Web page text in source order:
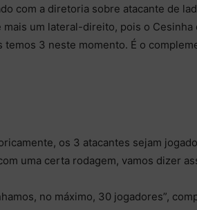
com a diretoria sobre atacante de
mais um lateral-direito, pois o
temos 3 neste momento. É o
os 3 atacantes sejam
uma certa rodagem, vamos dizer
no máximo, 30 jogadores”,